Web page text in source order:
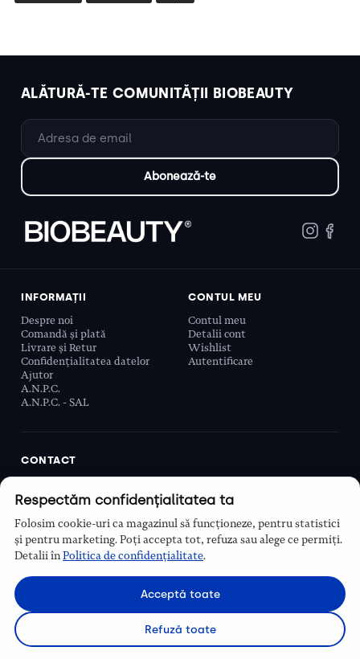
ALĂTURĂ-TE COMUNITĂȚII BIOBEAUTY
INFORMAȚII
Despre noi
Comandă și plată
Livrare și Retur
Confidențialitatea datelor
Ajutor
A.N.P.C.
A.N.P.C. - SAL
CONTUL MEU
Contul meu
Detalii cont
Wishlist
Autentificare
CONTACT
Sector 6, București, România
Program
Luni–Vineri, 9:00 – 16:00
Respectăm confidențialitatea ta
Folosim cookie-uri ca magazinul să funcționeze, pentru statistici
și pentru marketing. Poți accepta tot, refuza sau alege ce permiți.
Detalii înPolitica de confidențialitate.
Acceptă toate
Refuză toate